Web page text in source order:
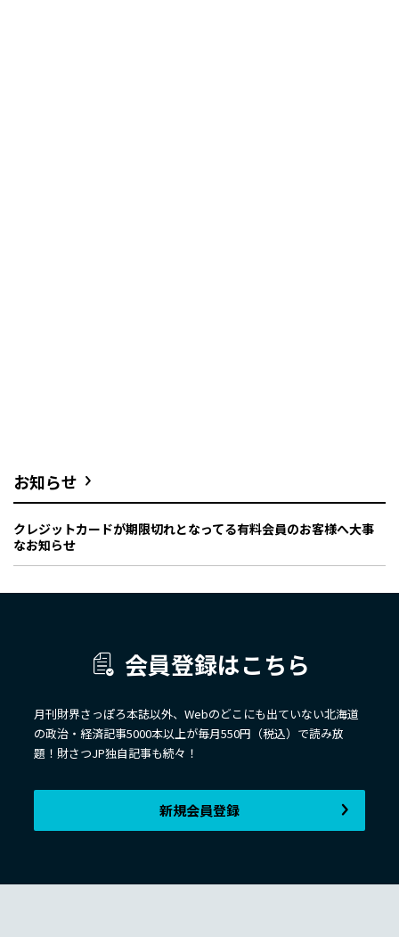
お知らせ
クレジットカードが期限切れとなってる有料会員のお客様へ大事
なお知らせ
会員登録はこちら
月刊財界さっぽろ本誌以外、Webのどこにも出ていない北海道
の政治・経済記事5000本以上が毎月550円（税込）で読み放
題！財さつJP独自記事も続々！
新規会員登録